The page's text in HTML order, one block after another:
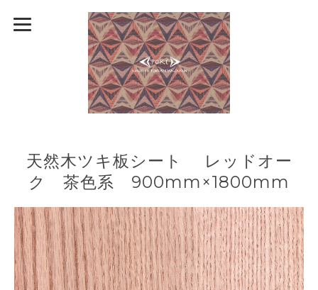
天然木ツキ板シート レッドオー
ク 茶色系 900mm×1800mm